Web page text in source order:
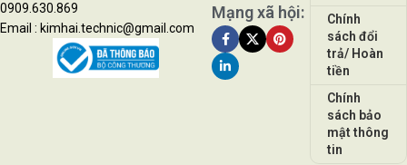
0909.630.869
Email : kimhai.technic@gmail.com
Mạng xã hội:
Chính
sách đổi
trả/ Hoàn
tiền
Chính
sách bảo
mật thông
tin